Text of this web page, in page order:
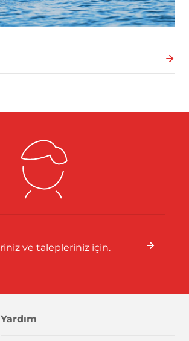
ve talepleriniz için.
Yardım